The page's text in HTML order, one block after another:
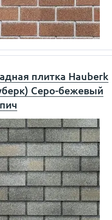
плитка Hauberk
Серо-бежевый